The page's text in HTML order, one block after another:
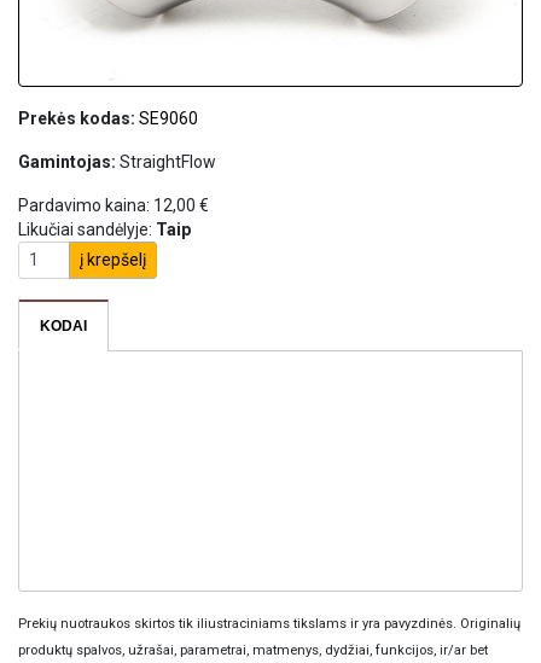
Prekės kodas: SE9060
Gamintojas: StraightFlow
Pardavimo kaina: 12,00 €
Likučiai sandėlyje: Taip
į krepšelį
KODAI
Prekių nuotraukos skirtos tik iliustraciniams tikslams ir yra pavyzdinės. Originalių
produktų spalvos, užrašai, parametrai, matmenys, dydžiai, funkcijos, ir/ar bet